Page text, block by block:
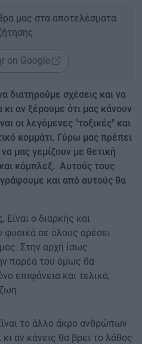
μας στα αποτελέσματα
on Google
διατηρούμε σχέσεις και να
αν ξέρουμε ότι μας κάνουν
οι λεγόμενες "τοξικές" και
κομμάτι. Γύρω μας πρέπει
μας γεμίζουν με θετική
κόμπλεξ. Αυτούς τους
και από αυτούς θα
Είναι ο διαρκής και
φυσικά σε όλους αρέσει
Στην αρχή ίσως
παρέα του όμως θα
επιφάνεια και τελικά,
το άλλο άκρο ανθρώπων
κι αν κάνεις θα βρει το λάθος